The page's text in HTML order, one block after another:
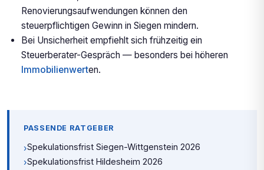
Renovierungsaufwendungen können den
steuerpflichtigen Gewinn in Siegen mindern.
Bei Unsicherheit empfiehlt sich frühzeitig ein
Steuerberater-Gespräch — besonders bei höheren
Immobilienwerten.
PASSENDE RATGEBER
›Spekulationsfrist Siegen-Wittgenstein 2026
›Spekulationsfrist Hildesheim 2026